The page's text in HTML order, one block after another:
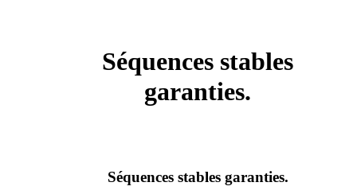
Séquences stables
garanties.
Séquences stables garanties.